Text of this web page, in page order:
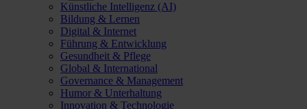
Künstliche Intelligenz (AI)
Bildung & Lernen
Digital & Internet
Führung & Entwicklung
Gesundheit & Pflege
Global & International
Governance & Management
Humor & Unterhaltung
Innovation & Technologie